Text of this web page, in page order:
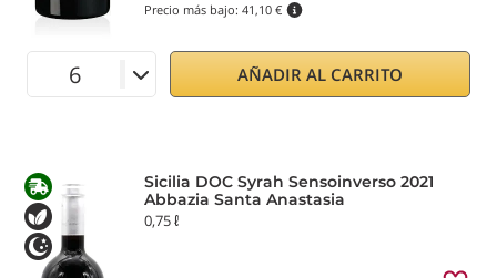
Precio más bajo: 41,10 €
AÑADIR AL CARRITO
Sicilia DOC Syrah Sensoinverso 2021
Abbazia Santa Anastasia
0,75 ℓ